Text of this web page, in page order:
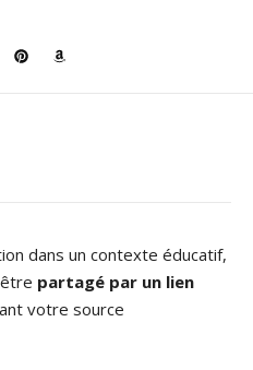
dans un contexte éducatif,
partagé par un lien
votre source